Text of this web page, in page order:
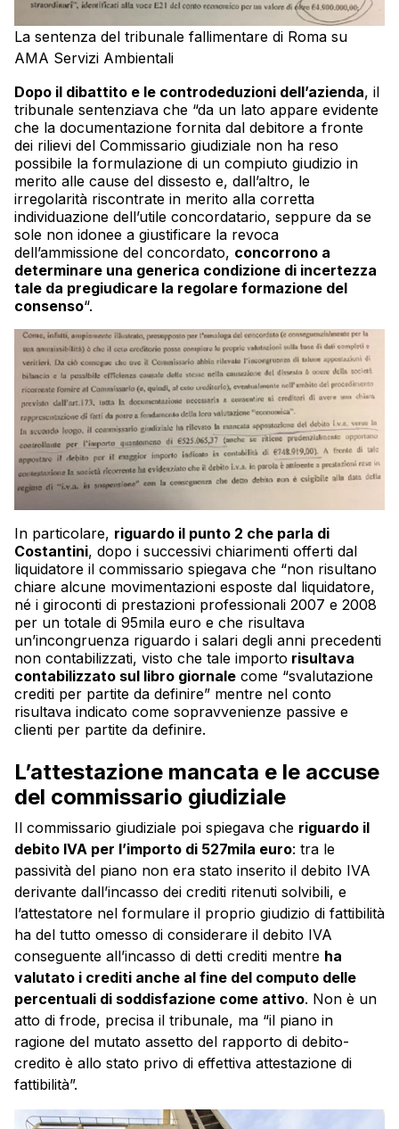
La sentenza del tribunale fallimentare di Roma su
AMA Servizi Ambientali
Dopo il dibattito e le controdeduzioni dell’azienda, il
tribunale sentenziava che “da un lato appare evidente
che la documentazione fornita dal debitore a fronte
dei rilievi del Commissario giudiziale non ha reso
possibile la formulazione di un compiuto giudizio in
merito alle cause del dissesto e, dall’altro, le
irregolarità riscontrate in merito alla corretta
individuazione dell’utile concordatario, seppure da se
sole non idonee a giustificare la revoca
dell’ammissione del concordato, concorrono a
determinare una generica condizione di incertezza
tale da pregiudicare la regolare formazione del
consenso“.
In particolare, riguardo il punto 2 che parla di
Costantini, dopo i successivi chiarimenti offerti dal
liquidatore il commissario spiegava che “non risultano
chiare alcune movimentazioni esposte dal liquidatore,
né i giroconti di prestazioni professionali 2007 e 2008
per un totale di 95mila euro e che risultava
un’incongruenza riguardo i salari degli anni precedenti
non contabilizzati, visto che tale importo risultava
contabilizzato sul libro giornale come “svalutazione
crediti per partite da definire” mentre nel conto
risultava indicato come sopravvenienze passive e
clienti per partite da definire.
L’attestazione mancata e le accuse
del commissario giudiziale
Il commissario giudiziale poi spiegava che riguardo il
debito IVA per l’importo di 527mila euro: tra le
passività del piano non era stato inserito il debito IVA
derivante dall’incasso dei crediti ritenuti solvibili, e
l’attestatore nel formulare il proprio giudizio di fattibilità
ha del tutto omesso di considerare il debito IVA
conseguente all’incasso di detti crediti mentre ha
valutato i crediti anche al fine del computo delle
percentuali di soddisfazione come attivo. Non è un
atto di frode, precisa il tribunale, ma “il piano in
ragione del mutato assetto del rapporto di debito-
credito è allo stato privo di effettiva attestazione di
fattibilità”.